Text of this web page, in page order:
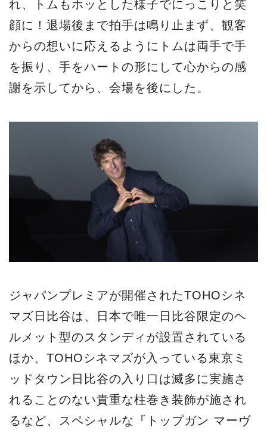
れ、トムもホッとした様子でにっこりと笑
顔に！退場後まで拍手は鳴り止まず、観客
からの想いに応えるようにトムは両手で手
を振り、手をハートの形にして心からの感
謝を示してから、会場を後にした。
ジャパンプレミアが開催されたTOHOシネ
マズ日比谷は、日本で唯一日比谷限定のヘ
ルメット型のスタンディが設置されている
ほか、TOHOシネマズが入っている東京ミ
ッドタウン日比谷の入り口は滅多に実施さ
れることのない貴重な柱巻き装飾が施され
るなど、スペシャルな『トップガン マーヴ